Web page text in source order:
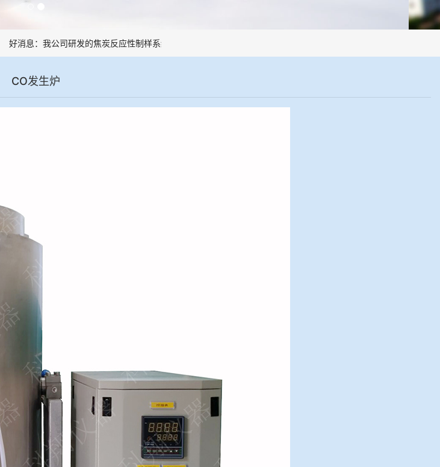
好消息：我公司研发的焦炭反应性制样系统，全部制样过程机械化操作，没有人为误差，焦球形状与人工制焦球法一致
CO发生炉